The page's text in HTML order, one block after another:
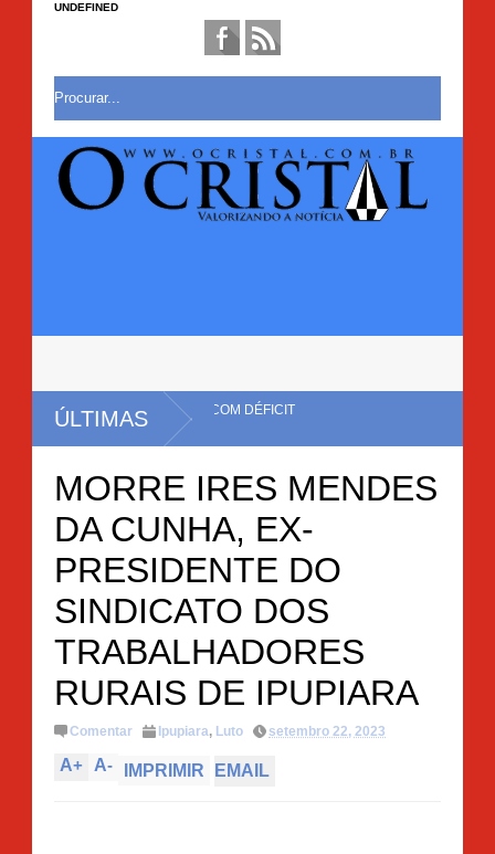
UNDEFINED
ÚLTIMAS
MANDATO COM DÉFICIT
MORRE IRES MENDES
DA CUNHA, EX-
PRESIDENTE DO
SINDICATO DOS
TRABALHADORES
RURAIS DE IPUPIARA
Comentar Ipupiara, Luto setembro 22, 2023
A+ A- IMPRIMIR EMAIL